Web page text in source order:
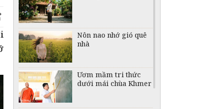
Nôn nao nhớ gió quê
nhà
Ươm mầm tri thức
dưới mái chùa Khmer